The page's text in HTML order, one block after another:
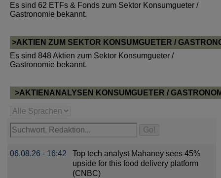
Es sind 62 ETFs & Fonds zum Sektor Konsumgueter /
Gastronomie bekannt.
>AKTIEN ZUM SEKTOR KONSUMGUETER /
Es sind 848 Aktien zum Sektor Konsumgueter /
Gastronomie bekannt.
>AKTIENANALYSEN KONSUMGUETER /
06.08.26 - 16:42
Top tech analyst Mahaney sees 45%
upside for this food delivery platform
(CNBC)